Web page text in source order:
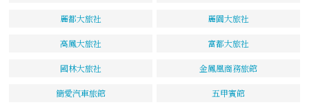
麗都大旅社 麗園大旅社
高鳳大旅社 富都大旅社
國林大旅社 金鳳凰商務旅館
簡愛汽車旅館 五甲賓館